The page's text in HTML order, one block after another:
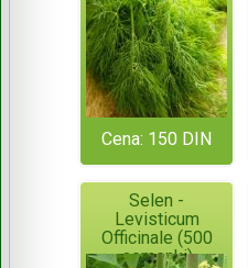
Cena: 150 DIN
Selen -
Levisticum
Officinale (500
semenki)